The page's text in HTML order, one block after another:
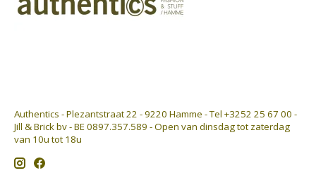
Authentics - Plezantstraat 22 - 9220 Hamme - Tel +3252 25 67 00 -
Jill & Brick bv - BE 0897.357.589 - Open van dinsdag tot zaterdag
van 10u tot 18u